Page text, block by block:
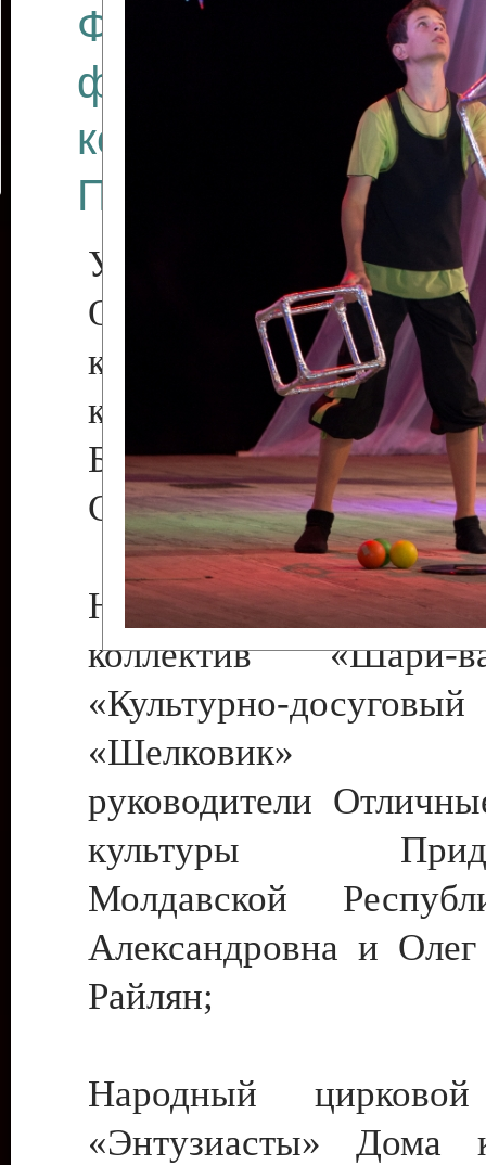
Финал
фестиваля
коллективов
Приднестровского
Участники фестиваля:
Образцовый
коллектив
культуры с.
Бендеры ,
Светлана Георгиевна
Народный цирковой
коллектив
«Культурно-
«Шелковик»
руководители
культуры
Молдавской
Александровна и
Райлян;
Народный цирковой
«Энтузиасты» Дома